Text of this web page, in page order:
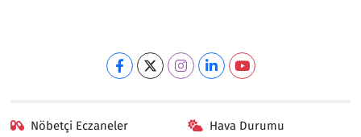
Nöbetçi Eczaneler Hava Durumu